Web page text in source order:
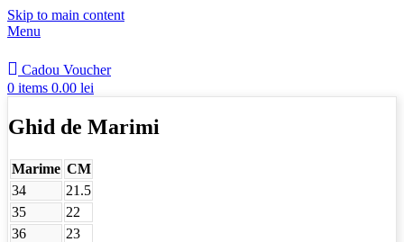
Skip to main content
Menu
Cadou Voucher
0 items 0.00 lei
Ghid de Marimi
Marime CM
34
21.5
35
22
36
23